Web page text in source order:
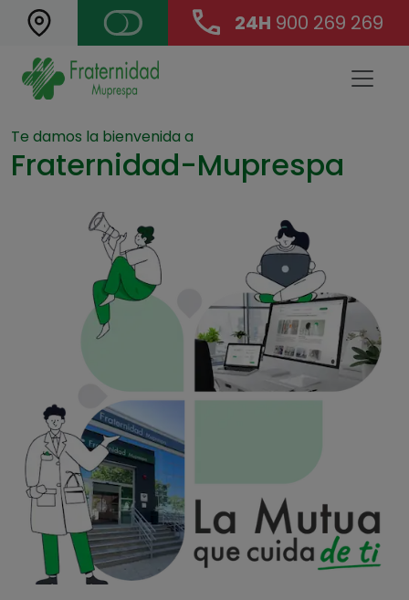
24H 900 269 269
Landing Main Navigation
Te damos la bienvenida a
Fraternidad-Muprespa